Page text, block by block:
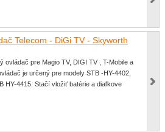
Telecom - DiGi TV - Skyworth
ovládač pre Magio TV, DIGI TV , T-Mobile a
je určený pre modely STB -HY-4402,
HY-4415. Stačí vložiť batérie a diaľkove